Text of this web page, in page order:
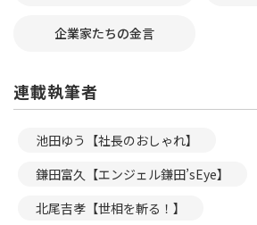
企業家たちの金言
連載執筆者
池田ゆう【社長のおしゃれ】
鎌田富久【エンジェル鎌田’sEye】
北尾吉孝【世相を斬る！】